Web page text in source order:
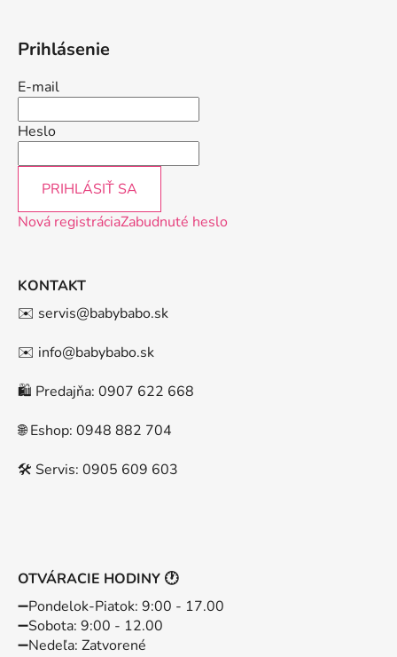
Prihlásenie
E-mail
Heslo
PRIHLÁSIŤ SA
Nová registráciaZabudnuté heslo
KONTAKT
✉️ servis@babybabo.sk
✉️ info@babybabo.sk
🛍️ Predajňa: 0907 622 668
🌐 Eshop: 0948 882 704
🛠️ Servis: 0905 609 603
OTVÁRACIE HODINY 🕐
➖️Pondelok-Piatok: 9:00 - 17.00
➖️Sobota: 9:00 - 12.00
➖️Nedeľa: Zatvorené